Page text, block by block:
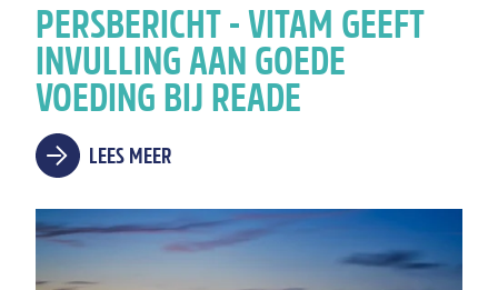
PERSBERICHT - VITAM GEEFT
INVULLING AAN GOEDE
VOEDING BIJ READE
LEES MEER